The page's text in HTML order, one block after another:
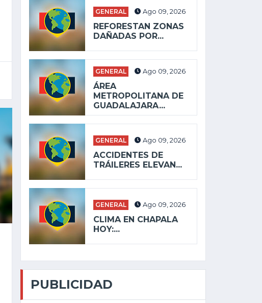
GENERAL Ago 09, 2026
REFORESTAN ZONAS
DAÑADAS POR...
GENERAL Ago 09, 2026
ÁREA
METROPOLITANA DE
GUADALAJARA...
GENERAL Ago 09, 2026
ACCIDENTES DE
TRÁILERES ELEVAN...
GENERAL Ago 09, 2026
CLIMA EN CHAPALA
HOY:...
PUBLICIDAD